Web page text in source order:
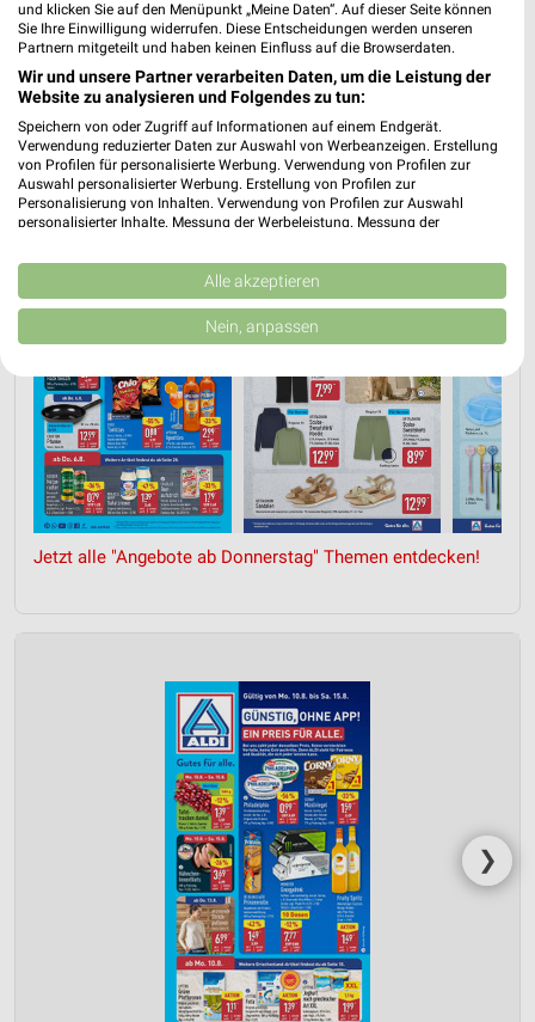
PROSPEKT BLÄTTERN
ANGEBOTE AB DONNERSTAG ANGEBOTE AB MONTAG
Jetzt alle "Angebote ab Donnerstag" Themen entdecken!
❯
und klicken Sie auf den Menüpunkt „Meine Daten“. Auf dieser Seite können
Sie Ihre Einwilligung widerrufen. Diese Entscheidungen werden unseren
Partnern mitgeteilt und haben keinen Einfluss auf die Browserdaten.
Wir und unsere Partner verarbeiten Daten, um die Leistung der
Website zu analysieren und Folgendes zu tun:
Speichern von oder Zugriff auf Informationen auf einem Endgerät.
Verwendung reduzierter Daten zur Auswahl von Werbeanzeigen. Erstellung
von Profilen für personalisierte Werbung. Verwendung von Profilen zur
Auswahl personalisierter Werbung. Erstellung von Profilen zur
Personalisierung von Inhalten. Verwendung von Profilen zur Auswahl
personalisierter Inhalte. Messung der Werbeleistung. Messung der
Kombinationen von Daten aus verschiedenen Quellen. Entwicklung und
Verbesserung der Angebote. Verwendung reduzierter Daten zur Auswahl
von Inhalten.
Daten können außerhalb der Europäischen Union weitergegeben und in die
USA gesendet werden.
Website/App.
Partnerliste anzeigen (1 IAB-Anbieter)
Wir nutzen Ihre Daten für folgende Zwecke:
IAB-Verarbeitungszwecke:
Speichern von oder Zugriff auf Informationen
auf einem Endgerät
Verwendung von Profilen zur Auswahl
personalisierter Werbung
Erstellung von Profilen zur Personalisierung
Verwendung von Profilen zur Auswahl
personalisierter Inhalte
Messung der Werbeleistung
Messung der Performance von Inhalten
Alle akzeptieren
Nein, anpassen